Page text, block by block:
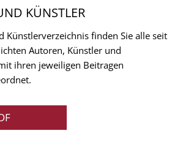
KÜNSTLER
Künstlerverzeichnis finden Sie alle seit
Autoren, Künstler und
ihren jeweiligen Beitragen